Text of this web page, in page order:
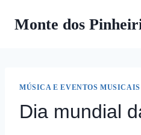
Monte dos
MÚSICA E EVENTOS MUSICAIS
Dia mundial